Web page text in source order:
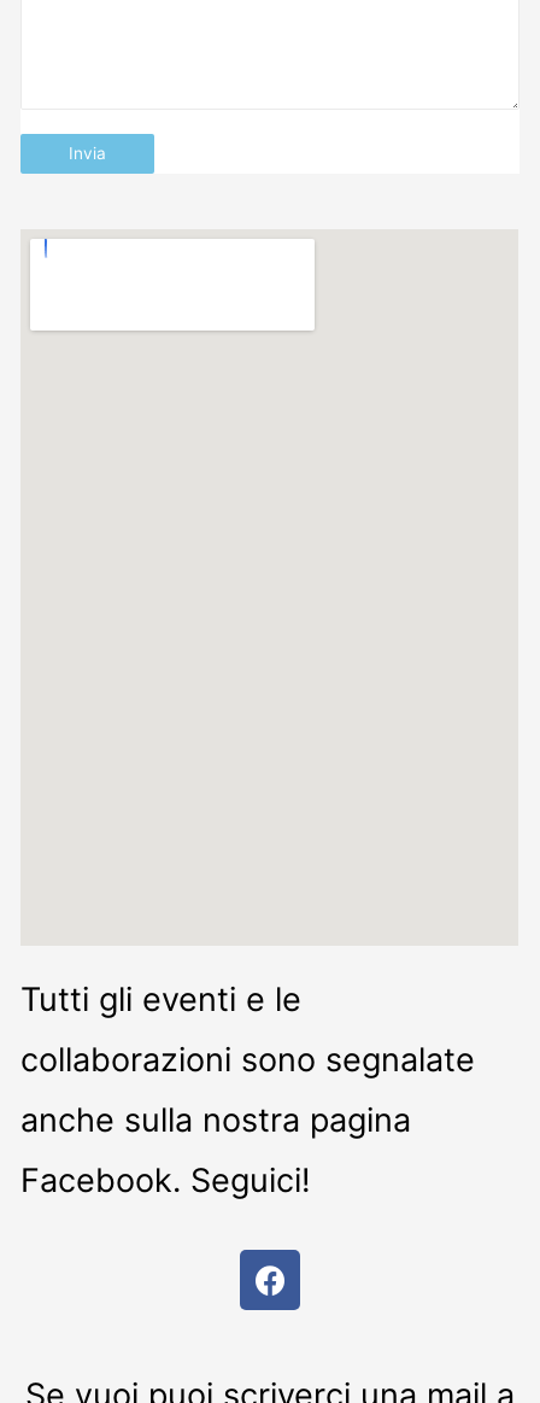
Invia
Tutti gli eventi e le
collaborazioni sono segnalate
anche sulla nostra pagina
Facebook. Seguici!